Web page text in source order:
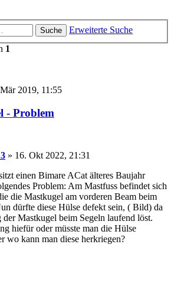
Suche
Erweiterte Suche
1
2019, 11:55
- Problem
» 16. Okt 2022, 21:31
einen Bimare ACat älteres Baujahr
Problem: Am Mastfuss befindet sich
die Mastkugel am vorderen Beam beim
dürfte diese Hülse defekt sein, ( Bild) da
der Mastkugel beim Segeln laufend löst.
hiefür oder müsste man die Hülse
wo kann man diese herkriegen?